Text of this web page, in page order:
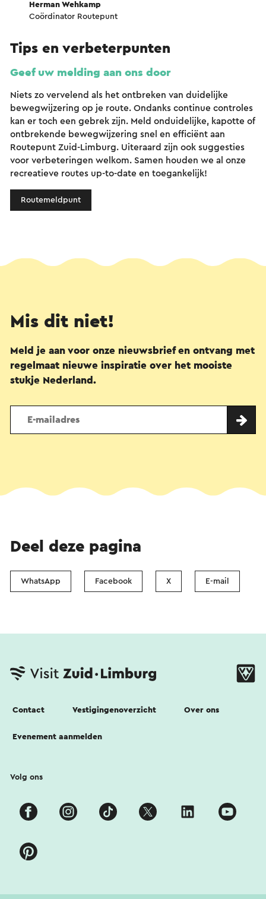
Herman Wehkamp
Coördinator Routepunt
Tips en verbeterpunten
Geef uw melding aan ons door
Niets zo vervelend als het ontbreken van duidelijke
bewegwijzering op je route. Ondanks continue controles
kan er toch een gebrek zijn. Meld onduidelijke, kapotte of
ontbrekende bewegwijzering snel en efficiënt aan
Routepunt Zuid-Limburg. Uiteraard zijn ook suggesties
voor verbeteringen welkom. Samen houden we al onze
recreatieve routes up-to-date en toegankelijk!
Routemeldpunt
Mis dit niet!
Meld je aan voor onze nieuwsbrief en ontvang met
regelmaat nieuwe inspiratie over het mooiste
stukje Nederland.
Deel deze pagina
WhatsApp Facebook X E-mail
Contact Vestigingenoverzicht Over ons
Evenement aanmelden
Volg ons